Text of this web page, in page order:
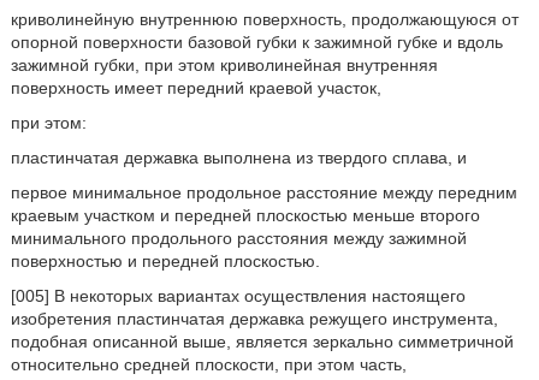
криволинейную внутреннюю поверхность, продолжающуюся от
опорной поверхности базовой губки к зажимной губке и вдоль
зажимной губки, при этом криволинейная внутренняя
поверхность имеет передний краевой участок,
при этом:
пластинчатая державка выполнена из твердого сплава, и
первое минимальное продольное расстояние между передним
краевым участком и передней плоскостью меньше второго
минимального продольного расстояния между зажимной
поверхностью и передней плоскостью.
[005] В некоторых вариантах осуществления настоящего
изобретения пластинчатая державка режущего инструмента,
подобная описанной выше, является зеркально симметричной
относительно средней плоскости, при этом часть,